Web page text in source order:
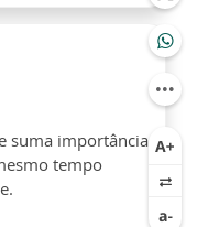
suma importância
tempo